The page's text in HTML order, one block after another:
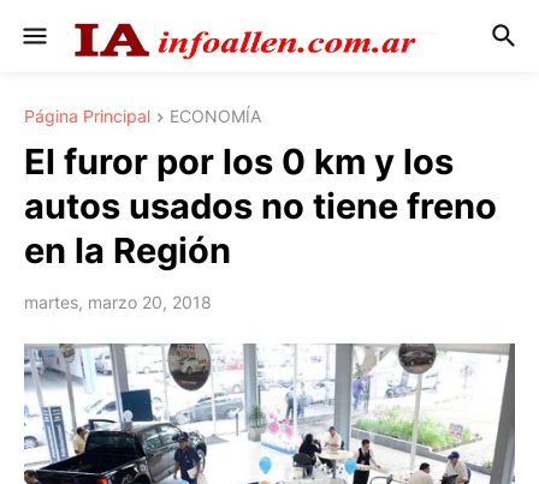
Página Principal ECONOMÍA
El furor por los 0 km y los
autos usados no tiene freno
en la Región
martes, marzo 20, 2018